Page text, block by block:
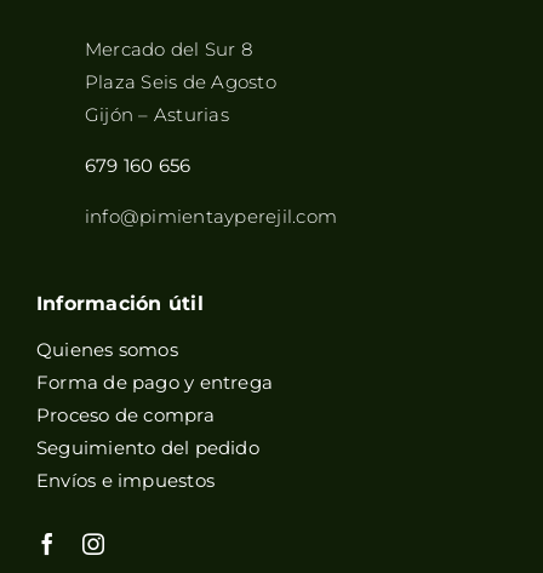
Mercado del Sur 8
Plaza Seis de Agosto
Gijón – Asturias
679 160 656
info@pimientayperejil.com
Información útil
Quienes somos
Forma de pago y entrega
Proceso de compra
Seguimiento del pedido
Envíos e impuestos